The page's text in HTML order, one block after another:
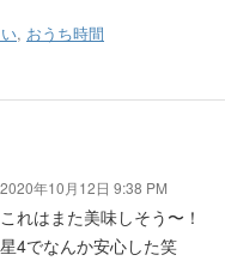
, おうち時間
2020年10月12日 9:38 PM
これはまた美味しそう〜！
星4でなんか安心した笑